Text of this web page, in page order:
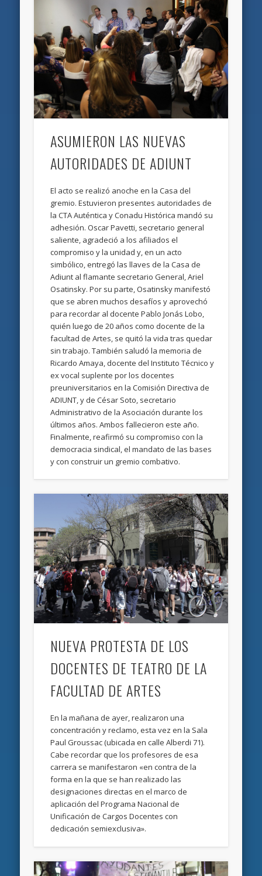
ASUMIERON LAS NUEVAS
AUTORIDADES DE ADIUNT
El acto se realizó anoche en la Casa del
gremio. Estuvieron presentes autoridades de
la CTA Auténtica y Conadu Histórica mandó su
adhesión. Oscar Pavetti, secretario general
saliente, agradeció a los afiliados el
compromiso y la unidad y, en un acto
simbólico, entregó las llaves de la Casa de
Adiunt al flamante secretario General, Ariel
Osatinsky. Por su parte, Osatinsky manifestó
que se abren muchos desafíos y aprovechó
para recordar al docente Pablo Jonás Lobo,
quién luego de 20 años como docente de la
facultad de Artes, se quitó la vida tras quedar
sin trabajo. También saludó la memoria de
Ricardo Amaya, docente del Instituto Técnico y
ex vocal suplente por los docentes
preuniversitarios en la Comisión Directiva de
ADIUNT, y de César Soto, secretario
Administrativo de la Asociación durante los
últimos años. Ambos fallecieron este año.
Finalmente, reafirmó su compromiso con la
democracia sindical, el mandato de las bases
y con construir un gremio combativo.
NUEVA PROTESTA DE LOS
DOCENTES DE TEATRO DE LA
FACULTAD DE ARTES
En la mañana de ayer, realizaron una
concentración y reclamo, esta vez en la Sala
Paul Groussac (ubicada en calle Alberdi 71).
Cabe recordar que los profesores de esa
carrera se manifestaron «en contra de la
forma en la que se han realizado las
designaciones directas en el marco de
aplicación del Programa Nacional de
Unificación de Cargos Docentes con
dedicación semiexclusiva».